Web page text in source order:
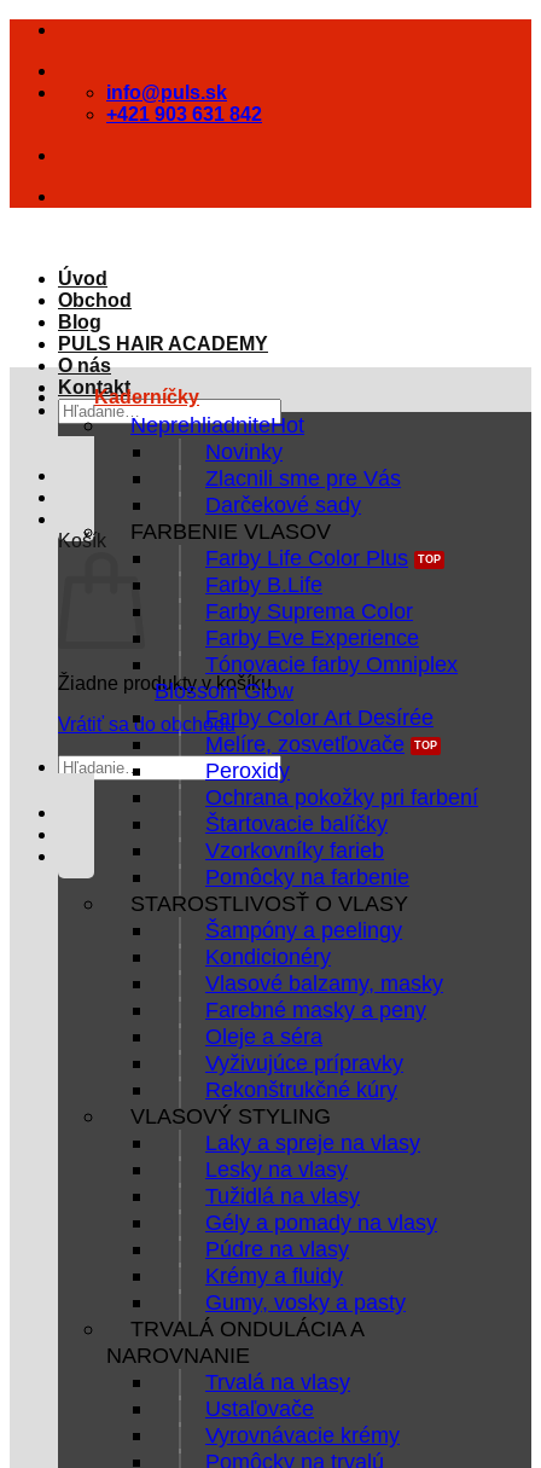
Skip
content
info@puls.sk
+421 903 631 842
Úvod
Obchod
Blog
PULS HAIR ACADEMY
O nás
Kontakt
Hľadať:
Košík
Žiadne produkty v košíku.
Vrátiť sa do obchodu
Hľadať:
Kaderníčky
Neprehliadnite
Novinky
Zlacnili sme pre Vás
Darčekové sady
FARBENIE VLASOV
Farby Life Color Plus
Farby B.Life
Farby Suprema Color
Farby Eve Experience
Tónovacie farby Omniplex
Blossom Glow
Farby Color Art Desírée
Melíre, zosvetľovače
Peroxidy
Ochrana pokožky pri farbení
Štartovacie balíčky
Vzorkovníky farieb
Pomôcky na farbenie
STAROSTLIVOSŤ O VLASY
Šampóny a peelingy
Kondicionéry
Vlasové balzamy, masky
Farebné masky a peny
Oleje a séra
Vyživujúce prípravky
Rekonštrukčné kúry
VLASOVÝ STYLING
Laky a spreje na vlasy
Lesky na vlasy
Tužidlá na vlasy
Gély a pomady na vlasy
Púdre na vlasy
Krémy a fluidy
Gumy, vosky a pasty
TRVALÁ ONDULÁCIA A
NAROVNANIE
Trvalá na vlasy
Ustaľovače
Vyrovnávacie krémy
Pomôcky na trvalú